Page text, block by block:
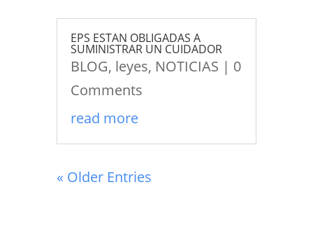
EPS ESTAN OBLIGADAS A
SUMINISTRAR UN CUIDADOR
BLOG, leyes, NOTICIAS | 0
Comments
read more
« Older Entries